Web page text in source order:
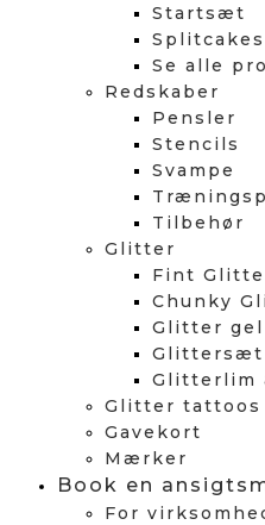
Startsæt
Splitcakes
Se alle
Redskaber
Pensler
Stencils
Svampe
Tilbehør
Glitter
Fint
Chunky
Glitter gel
Glittersæt
Glitterlim
Glitter tattoos
Gavekort
Mærker
Book en
For